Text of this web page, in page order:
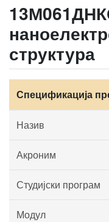
структура
Спецификација
Назив
Акроним
Студијски програм
Модул